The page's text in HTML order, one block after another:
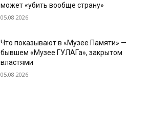
может «убить вообще страну»
05.08.2026
Что показывают в «Музее Памяти» —
бывшем «Музее ГУЛАГа», закрытом
властями
05.08.2026